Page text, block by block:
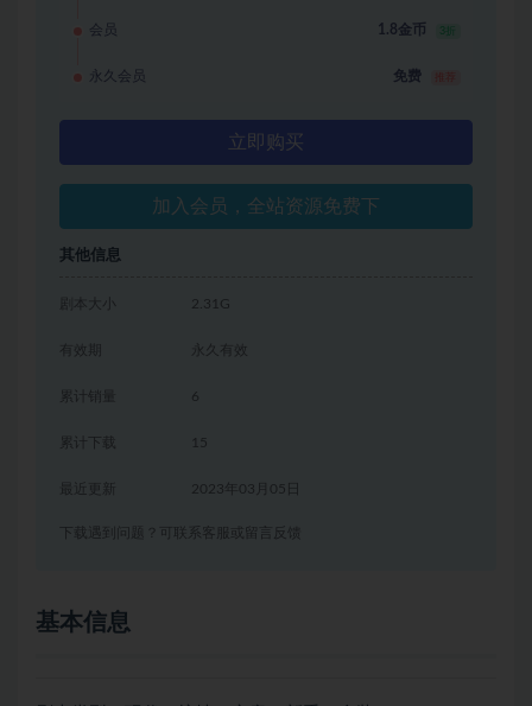
会员 1.8金币 3折
永久会员 免费
立即购买
加入会员，全站资源免费下
其他信息
剧本大小 2.31G
有效期 永久有效
累计销量 6
累计下载 15
2023年03月05日
下载遇到问题？可联系客服或留言反馈
基本信息